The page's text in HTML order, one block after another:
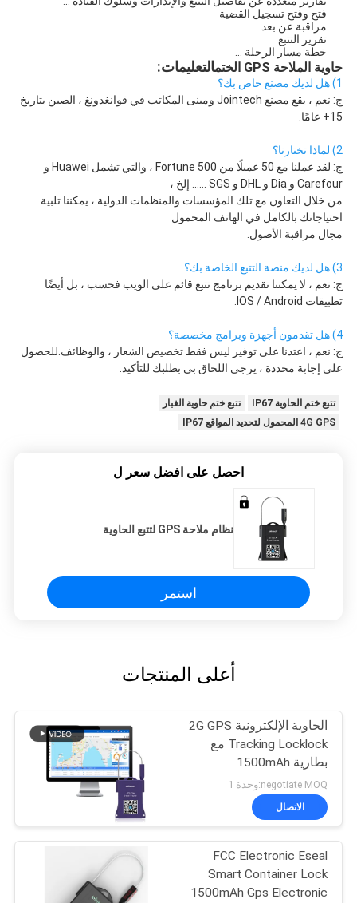
فتح وفتح تسجيل القضية
مراقبة عن بعد
تقرير التتبع
خطة مسار الرحلة ...
حاوية الملاحة GPS الختم التعليمات:
1) هل لديك مصنع خاص بك؟
15+ عامًا.
2) لماذا تختارنا؟
Carefour و Dia و DHL و SGS ...... إلخ ،
احتياجاتك بالكامل في الهاتف المحمول
مجال مراقبة الأصول.
3) هل لديك منصة التتبع الخاصة بك؟
تطبيقات IOS / Android.
4) هل تقدمون أجهزة وبرامج مخصصة؟
على إجابة محددة ، يرجى اللحاق بي بطلبك للتأكيد.
تتبع ختم الحاوية IP67
تتبع ختم حاوية الغبار
4G GPS المحمول لتحديد المواقع IP67
احصل على افضل سعر ل
نظام ملاحة GPS لتتبع الحاوية
استمر
أعلى المنتجات
الحاوية الإلكترونية 2G GPS
Tracking Locklock مع
بطارية 1500mAh
negotiate MOQ:وحدة 1
الاتصال
FCC Electronic Eseal
Smart Container Lock
1500mAh Gps Electronic